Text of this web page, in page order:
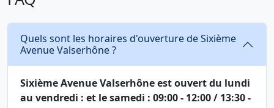
Quels sont les horaires d'ouverture de Sixième
Avenue Valserhône ?
Sixième Avenue Valserhône est ouvert du lundi
au vendredi : et le samedi : 09:00 - 12:00 / 13:30 -